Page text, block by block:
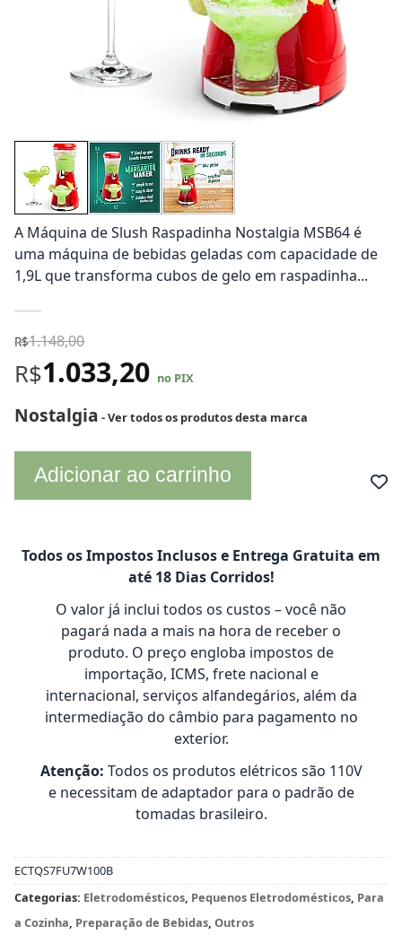
A Máquina de Slush Raspadinha Nostalgia MSB64 é
uma máquina de bebidas geladas com capacidade de
1,9L que transforma cubos de gelo em raspadinha...
R$1.148,00
R$1.033,20 no PIX
Nostalgia - Ver todos os produtos desta marca
Adicionar ao carrinho
Todos os Impostos Inclusos e Entrega Gratuita em
até 18 Dias Corridos!
O valor já inclui todos os custos – você não
pagará nada a mais na hora de receber o
produto. O preço engloba impostos de
importação, ICMS, frete nacional e
internacional, serviços alfandegários, além da
intermediação do câmbio para pagamento no
exterior.
Atenção: Todos os produtos elétricos são 110V
e necessitam de adaptador para o padrão de
tomadas brasileiro.
ECTQS7FU7W100B
Categorias: Eletrodomésticos, Pequenos Eletrodomésticos, Para
a Cozinha, Preparação de Bebidas, Outros